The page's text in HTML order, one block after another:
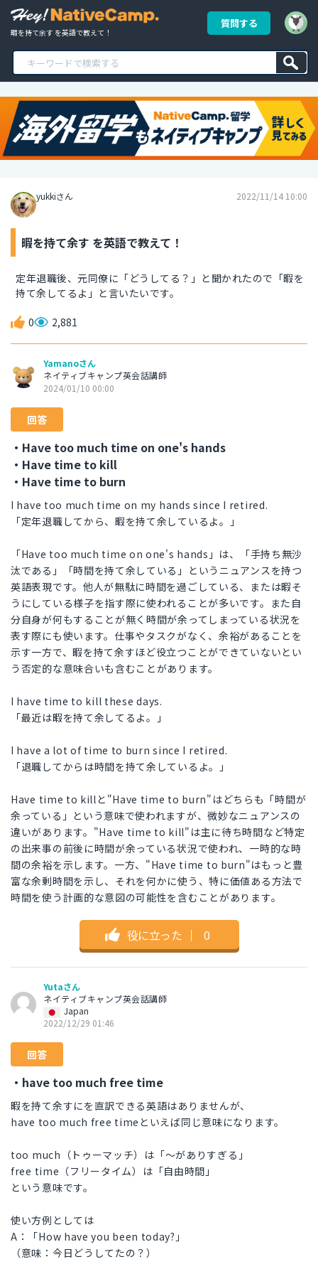
暇を持て余す を英語で教えて！
質問する
yukkiさん 2022/11/14 10:00
暇を持て余す を英語で教えて！
定年退職後、元同僚に「どうしてる？」と聞かれたので「暇を
持て余してるよ」と言いたいです。
0 2,881
Yamanoさん
ネイティブキャンプ英会話講師
2024/01/10 00:00
回答
・Have too much time on one's hands
・Have time to kill
・Have time to burn
I have too much time on my hands since I retired.
「定年退職してから、暇を持て余しているよ。」
「Have too much time on one's hands」は、「手持ち無沙
汰である」「時間を持て余している」というニュアンスを持つ
英語表現です。他人が無駄に時間を過ごしている、または暇そ
うにしている様子を指す際に使われることが多いです。また自
分自身が何もすることが無く時間が余ってしまっている状況を
表す際にも使います。仕事やタスクがなく、余裕があることを
示す一方で、暇を持て余すほど役立つことができていないとい
う否定的な意味合いも含むことがあります。
I have time to kill these days.
「最近は暇を持て余してるよ。」
I have a lot of time to burn since I retired.
「退職してからは時間を持て余しているよ。」
Have time to killと"Have time to burn"はどちらも「時間が
余っている」という意味で使われますが、微妙なニュアンスの
違いがあります。"Have time to kill"は主に待ち時間など特定
の出来事の前後に時間が余っている状況で使われ、一時的な時
間の余裕を示します。一方、"Have time to burn"はもっと豊
富な余剰時間を示し、それを何かに使う、特に価値ある方法で
時間を使う計画的な意図の可能性を含むことがあります。
役に立った ｜ 0
Yutaさん
ネイティブキャンプ英会話講師
Japan
2022/12/29 01:46
回答
・have too much free time
暇を持て余すにを直訳できる英語はありませんが、
have too much free timeといえば同じ意味になります。
too much（トゥーマッチ）は「〜がありすぎる」
free time（フリータイム）は「自由時間」
という意味です。
使い方例としては
A：「How have you been today?」
（意味：今日どうしてたの？）